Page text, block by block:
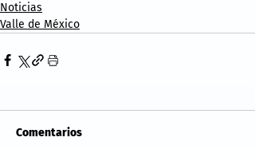
Noticias
Valle de México
Comentarios